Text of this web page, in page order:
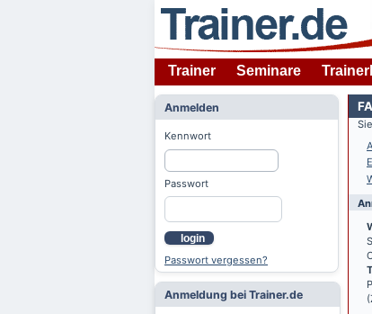
Trainer Seminare
Anmelden
Kennwort
Passwort
login
Passwort vergessen?
Anmeldung bei Trainer.de